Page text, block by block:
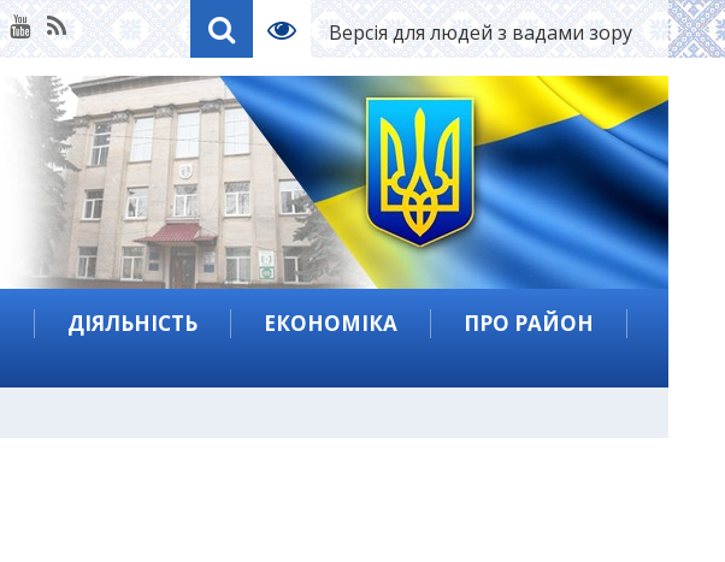
Версія для людей з вадами зору
ДІЯЛЬНІСТЬ ЕКОНОМІКА
ПРО РАЙОН